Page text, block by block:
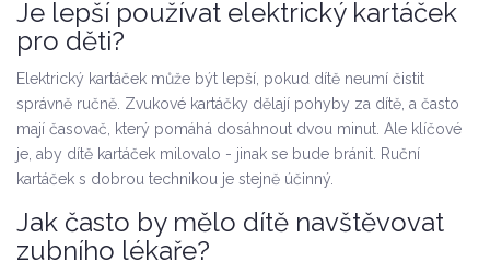
Je lepší používat elektrický kartáček
pro děti?
Elektrický kartáček může být lepší, pokud dítě neumí čistit
správně ručně. Zvukové kartáčky dělají pohyby za dítě, a často
mají časovač, který pomáhá dosáhnout dvou minut. Ale klíčové
je, aby dítě kartáček milovalo - jinak se bude bránit. Ruční
kartáček s dobrou technikou je stejně účinný.
Jak často by mělo dítě navštěvovat
zubního lékaře?